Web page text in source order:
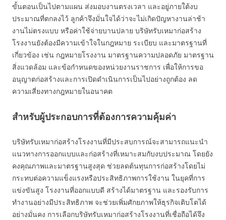
ขั้นตอนเป็นไปตามแผน ส่งมอบงานตรงเวลา และอยู่ภายใต้งบ
ประมาณที่ตกลงไว้ ลูกค้าจึงมั่นใจได้ว่าจะไม่เกิดปัญหางานล่าช้า
งานไม่ตรงแบบ หรือค่าใช้จ่ายบานปลาย บริษัทรับเหมาก่อสร้าง
โรงงานยังต้องมีความเข้าใจในกฎหมาย ระเบียบ และมาตรฐานที่
เกี่ยวข้อง เช่น กฎหมายโรงงาน มาตรฐานความปลอดภัย มาตรฐาน
สิ่งแวดล้อม และข้อกำหนดของหน่วยงานราชการ เพื่อให้การขอ
อนุญาตก่อสร้างและการเปิดดำเนินการเป็นไปอย่างถูกต้อง ลด
ความเสี่ยงทางกฎหมายในอนาคต
สำหรับผู้ประกอบการที่ต้องการความคุ้มค่า
บริษัทรับเหมาก่อสร้างโรงงานที่มีประสบการณ์จะสามารถแนะนำ
แนวทางการออกแบบและก่อสร้างที่เหมาะสมกับงบประมาณ โดยยัง
คงคุณภาพและมาตรฐานสูงสุด ช่วยลดต้นทุนการก่อสร้างโดยไม่
กระทบต่อความแข็งแรงหรือประสิทธิภาพการใช้งาน ในยุคที่การ
แข่งขันสูง โรงงานที่ออกแบบดี สร้างได้มาตรฐาน และรองรับการ
ทำงานอย่างมีประสิทธิภาพ จะช่วยเพิ่มศักยภาพให้ธุรกิจเติบโตได้
อย่างมั่นคง การเลือกบริษัทรับเหมาก่อสร้างโรงงานที่เชื่อถือได้จึง